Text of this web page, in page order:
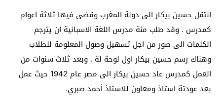
انتقل حسين بيكار الى دولة المغرب وقضى فيها ثلاثة اعوام
كمدرس . وقد طلب منة مدرس اللغة الاسبانية ان يترجم
الكلمات الى صور من اجل تسهيل وصول المعلومة للطلاب
وهناك رسم حسين بيكار اول لوحة لة . وبعد ثلاث سنوات من
العمل كمدرس عاد حسين بيكار الى مصر عام 1942 حيث عمل
بعد عودتة استاذ ومعاون للاستاذ أحمد صبري.